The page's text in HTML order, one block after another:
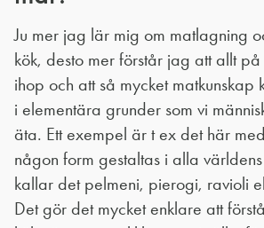
Ju mer jag lär mig om matlagning
kök, desto mer förstår jag att allt
ihop och att så mycket matkunskap
i elementära grunder som vi
äta. Ett exempel är t ex det här
någon form gestaltas i alla
kallar det pelmeni, pierogi, ravioli
Det gör det mycket enklare att